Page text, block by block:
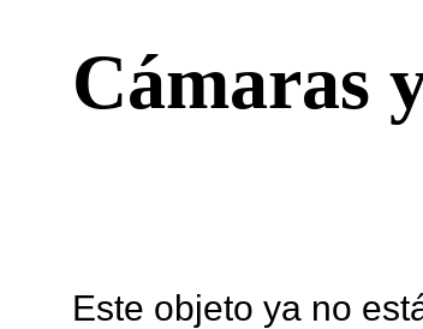
Cámaras
Este objeto ya no